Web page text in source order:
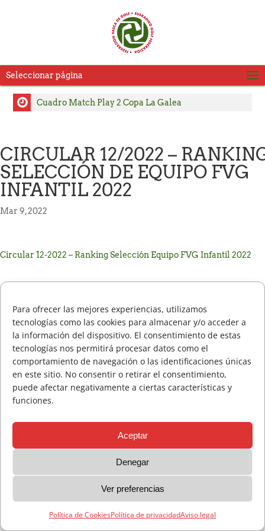
Para ofrecer las mejores experiencias, utilizamos
tecnologías como las cookies para almacenar y/o acceder a
la información del dispositivo. El consentimiento de estas
tecnologías nos permitirá procesar datos como el
comportamiento de navegación o las identificaciones únicas
en este sitio. No consentir o retirar el consentimiento,
puede afectar negativamente a ciertas características y
funciones.
Aceptar
Denegar
Ver preferencias
Política de CookiesPolítica de privacidadAviso legal
Seleccionar página
Cuadro Match Play 2 Copa La Galea
Copa La Galea
Pablo Pérez y Julia Salvadores, se adjudican el título
del Campeonato Absoluto de Zarauz
Carlos Satrustegui y Lourdes Barbeito, campeones
ACTUALIZACIÓN Horarios de Salida Copa La Galea
Consulte Horarios de Salida Campeonato Absoluto
Incidencias técnicas en la App de la RFEG – Consulta
alternativa en el Área del Jugador en la web oficial.
Consulte horarios de salida Campeonato Senior de
Jaizkibel Memorial Carlos Hekneby
El Campeonato Infantil del País Vasco reúne a una
cantera de gran nivel en Neguri.
CIRCULAR 12/2022 –
SELECCIÓN DE EQUIPO FVG
INFANTIL 2022
Mar 9, 2022
Circular 12-2022 – Ranking Selección Equipo FVG Infantil 2022
Aviso legal Política de privacidad Política de Cookies